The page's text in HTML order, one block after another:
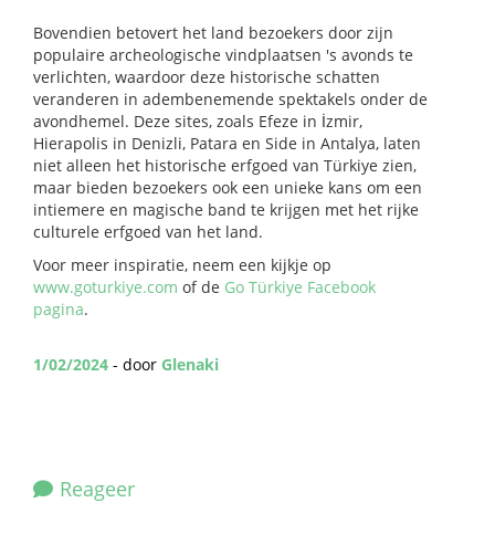
Bovendien betovert het land bezoekers door zijn
populaire archeologische vindplaatsen 's avonds te
verlichten, waardoor deze historische schatten
veranderen in adembenemende spektakels onder de
avondhemel. Deze sites, zoals Efeze in İzmir,
Hierapolis in Denizli, Patara en Side in Antalya, laten
niet alleen het historische erfgoed van Türkiye zien,
maar bieden bezoekers ook een unieke kans om een
intiemere en magische band te krijgen met het rijke
culturele erfgoed van het land.
Voor meer inspiratie, neem een kijkje op
www.goturkiye.com of de Go Türkiye Facebook
pagina.
1/02/2024 - door Glenaki
Reageer